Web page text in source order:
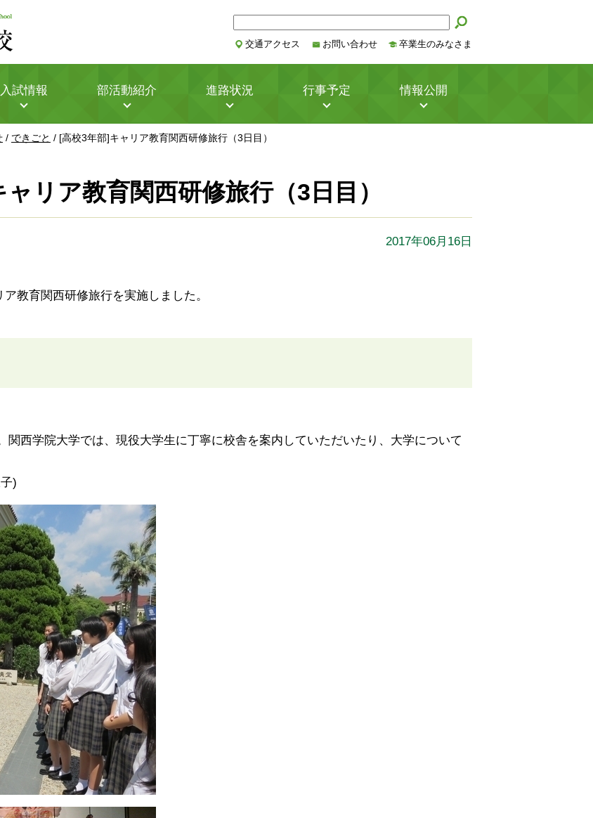
ト
内
索
交通アクセス お問い合わせ 卒業生のみなさま
入試情報 部活動紹介 進路状況 行事予定 情報公開
/ できごと / [高校3年部]キャリア教育関西研修旅行（3日目）
リア教育関西研修旅行（3日目）
2017年06月16日
教育関西研修旅行を実施しました。
関西学院大学では、現役大学生に丁寧に校舎を案内していただいたり、大学について
)